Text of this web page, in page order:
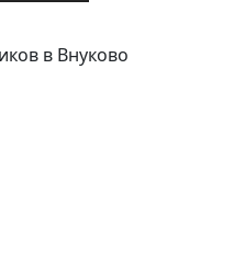
в Внуково